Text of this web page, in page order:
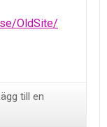
OldSite/
till en